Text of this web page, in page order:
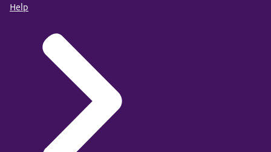
Help